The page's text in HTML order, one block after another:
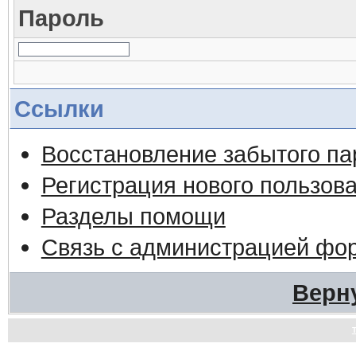
Пароль
Ссылки
Восстановление забытого
Регистрация нового
Разделы помощи
Связь с администрацией